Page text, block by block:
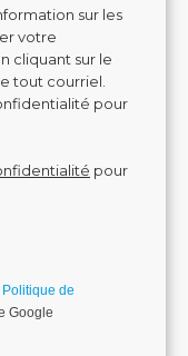
sur les
votre
cliquant sur le
tout courriel.
pour
pour
un robot.
Politique de
Google